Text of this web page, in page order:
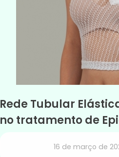
Rede Tubular
no tratamento de
16 de março de